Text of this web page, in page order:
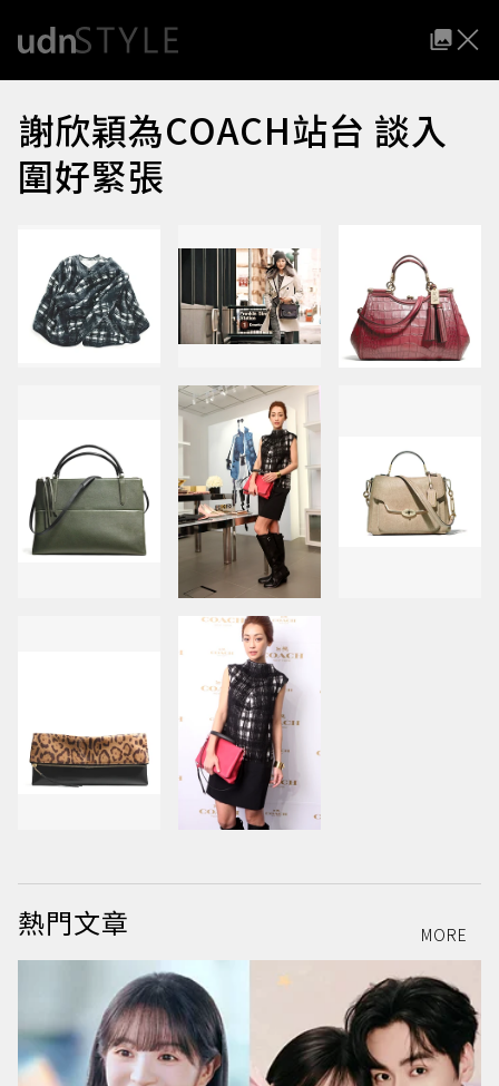
謝欣穎為COACH站台 談入
圍好緊張
熱門文章 MORE